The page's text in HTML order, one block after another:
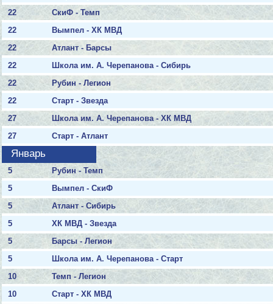
22
СкиФ - Темп
22
Вымпел - ХК МВД
22
Атлант - Барсы
22
Школа им. А. Черепанова - Сибирь
22
Рубин - Легион
22
Старт - Звезда
27
Школа им. А. Черепанова - ХК МВД
27
Старт - Атлант
Январь
5
Рубин - Темп
5
Вымпел - СкиФ
5
Атлант - Сибирь
5
ХК МВД - Звезда
5
Барсы - Легион
5
Школа им. А. Черепанова - Старт
10
Темп - Легион
10
Старт - ХК МВД